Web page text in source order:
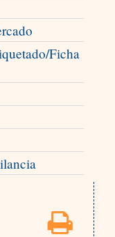
Ficha